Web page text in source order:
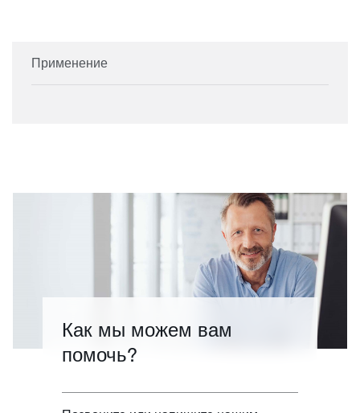
Применение
Как мы можем вам
помочь?